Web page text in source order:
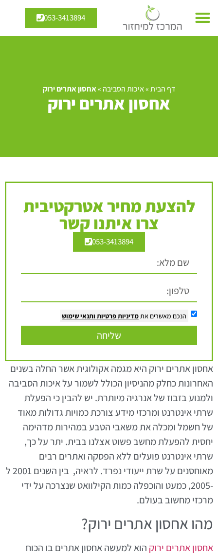
053-3413894
דף הבית»איכות הסביבה »אחסון אתרים ירוק
אחסון אתרים ירוק
להצעת מחיר אטרקטיבית
צרו איתנו קשר
053-3413894
הנכם מאשרים את מדיניות פרטיות ותנאי שימוש
שליחה
אחסון אתרים ירוק היא מגמה אקולוגית אשר החלה בשנים
האחרונות כחלק מהניסיון הכולל לשמור על איכות הסביבה
ולמנוע בזבוז של אנרגיה מיותרת. יש להבין כי הפעלת
שרתי אינטרנט ומרכזי מידע צורכת כמויות גדולות מאוד
של חשמל ומכלה את משאבי הטבע במהירות מדהימה
יחסית להפעלת מחשב פשוט אצלנו בבית. יתר על כך,
שרתי אינטרנט פועלים ללא הפסקה ואתרים רבים
מאוחסנים על שרת ייעודי נפרד. לראיה, בין השנים 2001 ל
-2005, כמעט והוכפלה כמות הקילוואט שנצרכה על ידי
מרכזי מחשוב בעולם.
מהו אחסון אתרים ירוק?
אחסון אתרים ירוק הוא למעשה אחסון אתרים בו הכוח